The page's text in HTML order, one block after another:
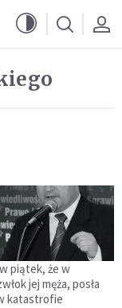
piątek, że w
jej męża, posła
katastrofie